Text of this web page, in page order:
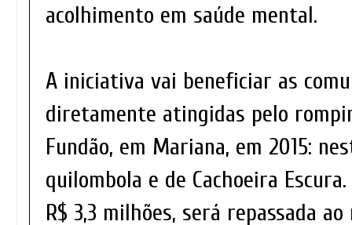
acolhimento em saúde mental.
A iniciativa vai beneficiar as
diretamente atingidas pelo
Fundão, em Mariana, em 2015:
quilombola e de Cachoeira
R$ 3,3 milhões, será repassada